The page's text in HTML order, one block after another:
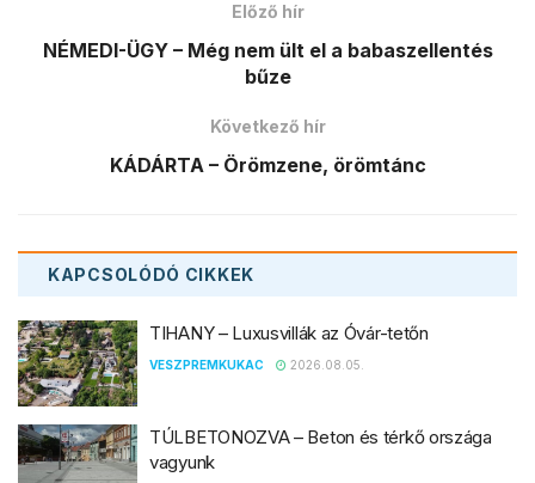
Előző hír
NÉMEDI-ÜGY – Még nem ült el a babaszellentés
bűze
Következő hír
KÁDÁRTA – Örömzene, örömtánc
KAPCSOLÓDÓ CIKKEK
TIHANY – Luxusvillák az Óvár-tetőn
VESZPREMKUKAC 2026.08.05.
TÚLBETONOZVA – Beton és térkő országa
vagyunk